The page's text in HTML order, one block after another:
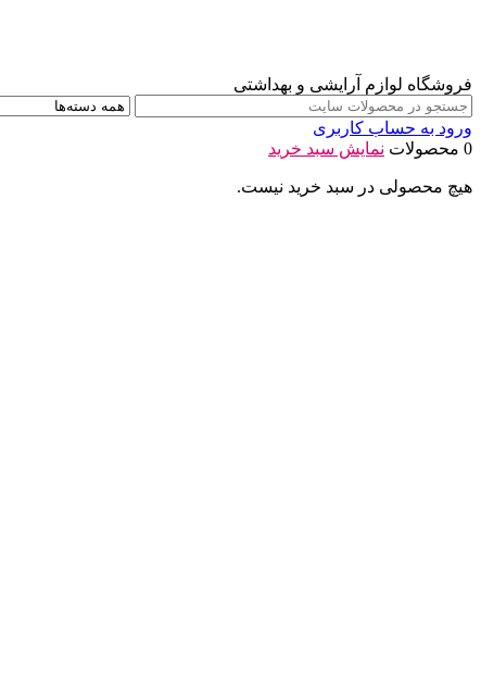
فروشگاه لوازم آرایشی و بهداشتی
ورود به حساب کاربری
0 محصولات
نمایش سبد خرید
هیچ محصولی در سبد خرید نیست.